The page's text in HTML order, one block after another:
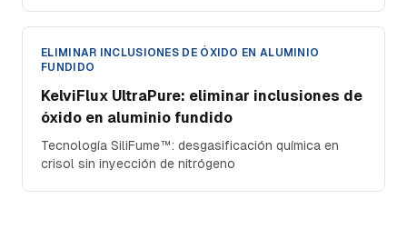
ELIMINAR INCLUSIONES DE ÓXIDO EN ALUMINIO
FUNDIDO
KelviFlux UltraPure: eliminar inclusiones de
óxido en aluminio fundido
Tecnología SiliFume™: desgasificación química en
crisol sin inyección de nitrógeno